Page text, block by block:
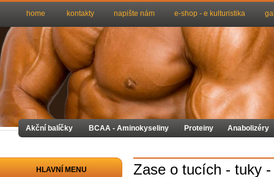
Zase o tucích - tuky
HLAVNÍ MENU
home kontakty napište nám e-shop - e kulturistika
Akční balíčky BCAA - Aminokyseliny Proteiny Anabolizéry